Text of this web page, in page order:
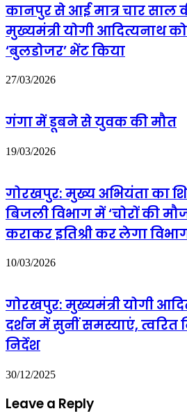
स्थानीय
निवासी
रोहित
राजभर
को
तेज
रफ्तार
वाहन
ने
कानपुर से आई मात्र चार साल
मुख्यमंत्री योगी आदित्यनाथ
‘बुलडोजर’ भेंट किया
27/03/2026
गंगा में डूबने से युवक की मौत
19/03/2026
गोरखपुर: मुख्य अभियंता का
बिजली विभाग में ‘चोरों की
कराकर इतिश्री कर लेगा
10/03/2026
गोरखपुर: मुख्यमंत्री योगी
दर्शन में सुनीं समस्याएं, त्वरित
निर्देश
30/12/2025
Leave a Reply